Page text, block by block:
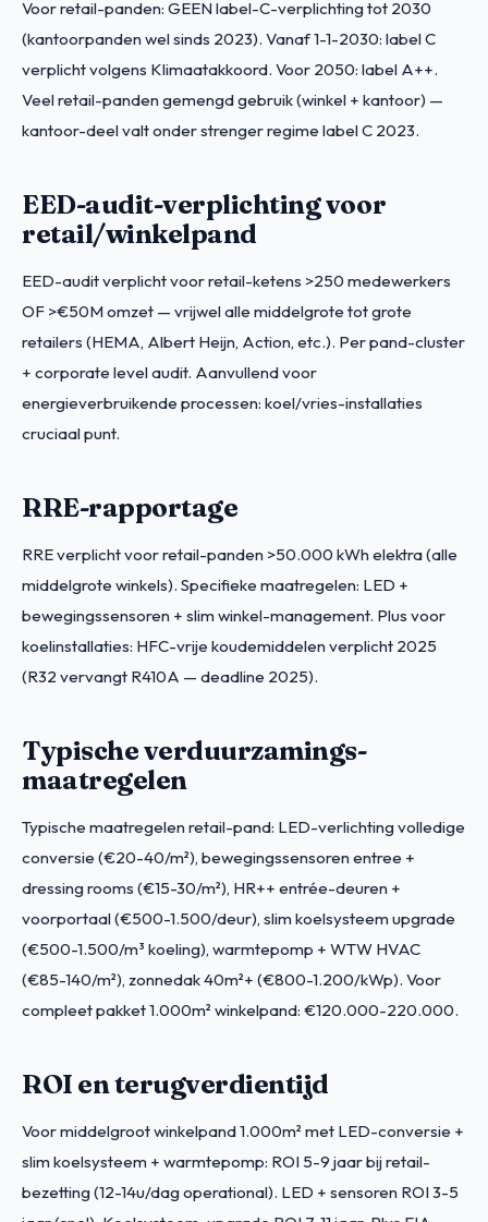
Voor retail-panden: GEEN label-C-verplichting tot 2030
(kantoorpanden wel sinds 2023). Vanaf 1-1-2030: label C
verplicht volgens Klimaatakkoord. Voor 2050: label A++.
Veel retail-panden gemengd gebruik (winkel + kantoor) —
kantoor-deel valt onder strenger regime label C 2023.
EED-audit-verplichting voor
retail/winkelpand
EED-audit verplicht voor retail-ketens >250 medewerkers
OF >€50M omzet — vrijwel alle middelgrote tot grote
retailers (HEMA, Albert Heijn, Action, etc.). Per pand-cluster
+ corporate level audit. Aanvullend voor
energieverbruikende processen: koel/vries-installaties
cruciaal punt.
RRE-rapportage
RRE verplicht voor retail-panden >50.000 kWh elektra (alle
middelgrote winkels). Specifieke maatregelen: LED +
bewegingssensoren + slim winkel-management. Plus voor
koelinstallaties: HFC-vrije koudemiddelen verplicht 2025
(R32 vervangt R410A — deadline 2025).
Typische verduurzamings-
maatregelen
Typische maatregelen retail-pand: LED-verlichting volledige
conversie (€20-40/m²), bewegingssensoren entree +
dressing rooms (€15-30/m²), HR++ entrée-deuren +
voorportaal (€500-1.500/deur), slim koelsysteem upgrade
(€500-1.500/m³ koeling), warmtepomp + WTW HVAC
(€85-140/m²), zonnedak 40m²+ (€800-1.200/kWp). Voor
compleet pakket 1.000m² winkelpand: €120.000-220.000.
ROI en terugverdientijd
Voor middelgroot winkelpand 1.000m² met LED-conversie +
slim koelsysteem + warmtepomp: ROI 5-9 jaar bij retail-
bezetting (12-14u/dag operational). LED + sensoren ROI 3-5